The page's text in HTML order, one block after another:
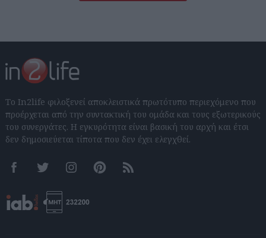
Το In2life φιλοξενεί αποκλειστικά πρωτότυπο περιεχόμενο που
προέρχεται από την συντακτική του ομάδα και τους εξωτερικούς
του συνεργάτες. Η εγκυρότητα είναι βασική του αρχή και έτσι
δεν δημοσιεύεται τίποτα που δεν έχει ελεγχθεί.
FacebookTwitter InstagramPinterestRSS feeds